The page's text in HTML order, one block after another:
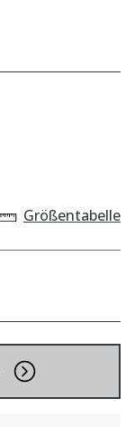
Größentabelle